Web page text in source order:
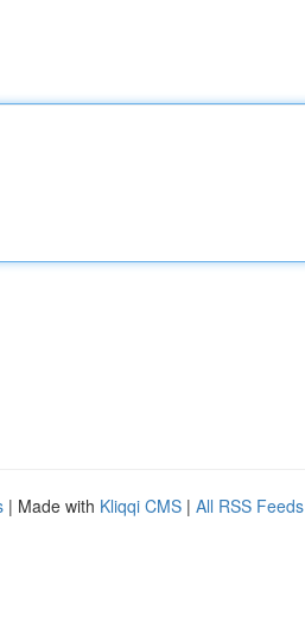
| Made with Kliqqi CMS | All RSS Feeds